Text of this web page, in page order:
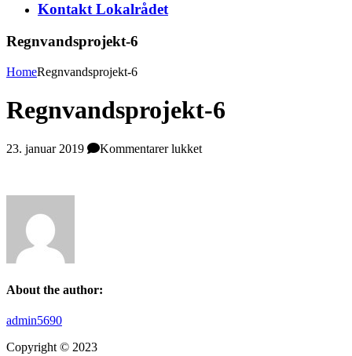
Kontakt Lokalrådet
Regnvandsprojekt-6
HomeRegnvandsprojekt-6
Regnvandsprojekt-6
23. januar 2019 Kommentarer lukkettil
About the author:
admin5690
Copyright © 2023